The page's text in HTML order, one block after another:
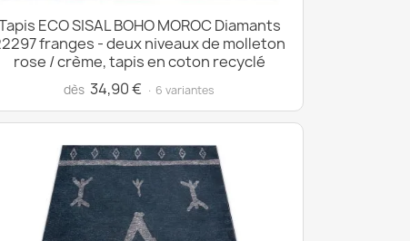
ECO SISAL BOHO MOROC Diamants
franges - deux niveaux de molleton
rose / crème, tapis en coton recyclé
dès 34,90 € · 6 variantes